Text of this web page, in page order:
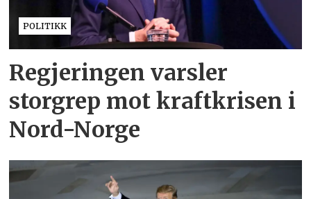
POLITIKK
Regjeringen varsler
storgrep mot kraftkrisen i
Nord-Norge